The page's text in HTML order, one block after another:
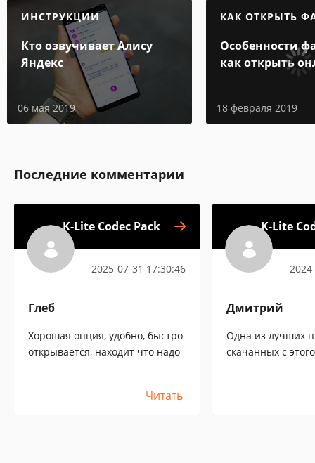
ИНСТРУКЦИИ
Кто озвучивает Алису
Яндекс
06 мая 2019
КАК ОТКРЫТЬ
Особенности
как открыть
18 февраля 2019
Последние комментарии
K-Lite Codec Pack
2025-07-31 17:30:46
Глеб
Хорошая опция, удобно, быстро
открывается, находит что надо
Читать
K-Lite
Дмитрий
Одна из лучших
скачанных с